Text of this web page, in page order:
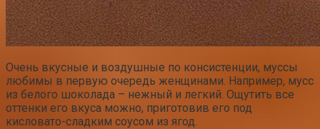
Очень вкусные и воздушные по консистенции, муссы
любимы в первую очередь женщинами. Например, мусс
из белого шоколада – нежный и легкий. Ощутить все
оттенки его вкуса можно, приготовив его под
кисловато-сладким соусом из ягод.